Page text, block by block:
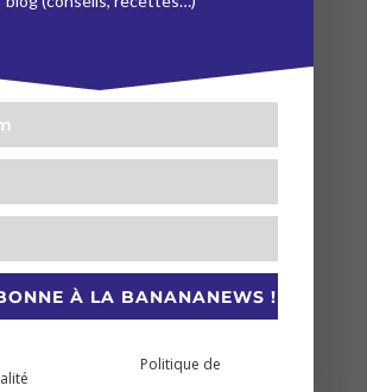
votre système nerveux.
À LA BANANANEWS !
Politique de